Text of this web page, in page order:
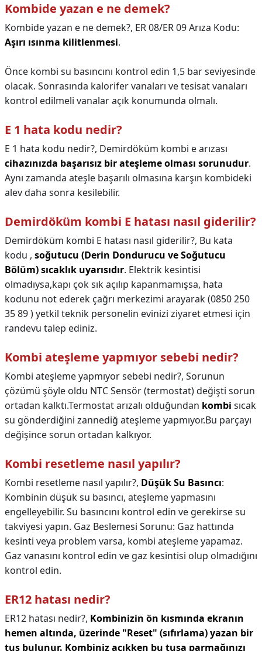
Kombide yazan e ne demek?
Kombide yazan e ne demek?, ER 08/ER 09 Arıza Kodu:
Aşırı ısınma kilitlenmesi.
Önce kombi su basıncını kontrol edin 1,5 bar seviyesinde
olacak. Sonrasında kalorifer vanaları ve tesisat vanaları
kontrol edilmeli vanalar açık konumunda olmalı.
E 1 hata kodu nedir?
E 1 hata kodu nedir?, Demirdöküm kombi e arızası
cihazınızda başarısız bir ateşleme olması sorunudur.
Aynı zamanda ateşle başarılı olmasına karşın kombideki
alev daha sonra kesilebilir.
Demirdöküm kombi E hatası nasıl giderilir?
Demirdöküm kombi E hatası nasıl giderilir?, Bu kata
kodu , soğutucu (Derin Dondurucu ve Soğutucu
Bölüm) sıcaklık uyarısıdır. Elektrik kesintisi
olmadıysa,kapı çok sık açılıp kapanmamışsa, hata
kodunu not ederek çağrı merkezimi arayarak (0850 250
35 89 ) yetkil teknik personelin evinizi ziyaret etmesi için
randevu talep ediniz.
Kombi ateşleme yapmıyor sebebi nedir?
Kombi ateşleme yapmıyor sebebi nedir?, Sorunun
çözümü şöyle oldu NTC Sensör (termostat) değişti sorun
ortadan kalktı.Termostat arızalı olduğundan kombi sıcak
su gönderdiğini zannediğ ateşleme yapmıyor.Bu parçayı
değişince sorun ortadan kalkıyor.
Kombi resetleme nasıl yapılır?
Kombi resetleme nasıl yapılır?, Düşük Su Basıncı:
Kombinin düşük su basıncı, ateşleme yapmasını
engelleyebilir. Su basıncını kontrol edin ve gerekirse su
takviyesi yapın. Gaz Beslemesi Sorunu: Gaz hattında
kesinti veya problem varsa, kombi ateşleme yapamaz.
Gaz vanasını kontrol edin ve gaz kesintisi olup olmadığını
kontrol edin.
ER12 hatası nedir?
ER12 hatası nedir?, Kombinizin ön kısmında ekranın
hemen altında, üzerinde "Reset" (sıfırlama) yazan bir
tuş bulunur. Kombiniz açıkken bu tuşa parmağınızı